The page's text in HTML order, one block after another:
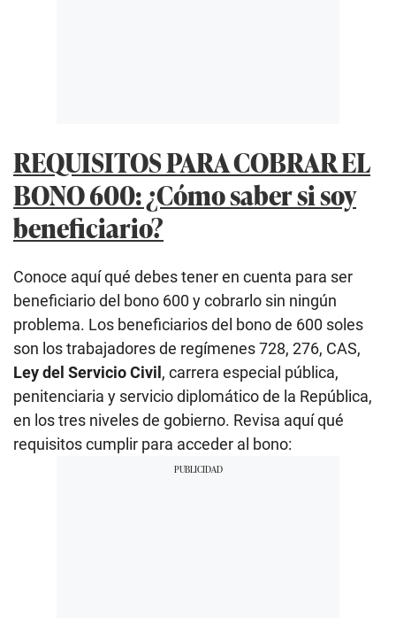
REQUISITOS PARA COBRAR EL
BONO 600: ¿Cómo saber si soy
beneficiario?
Conoce aquí qué debes tener en cuenta para ser
beneficiario del bono 600 y cobrarlo sin ningún
problema. Los beneficiarios del bono de 600 soles
son los trabajadores de regímenes 728, 276, CAS,
Ley del Servicio Civil , carrera especial pública,
penitenciaria y servicio diplomático de la República,
en los tres niveles de gobierno. Revisa aquí qué
requisitos cumplir para acceder al bono: